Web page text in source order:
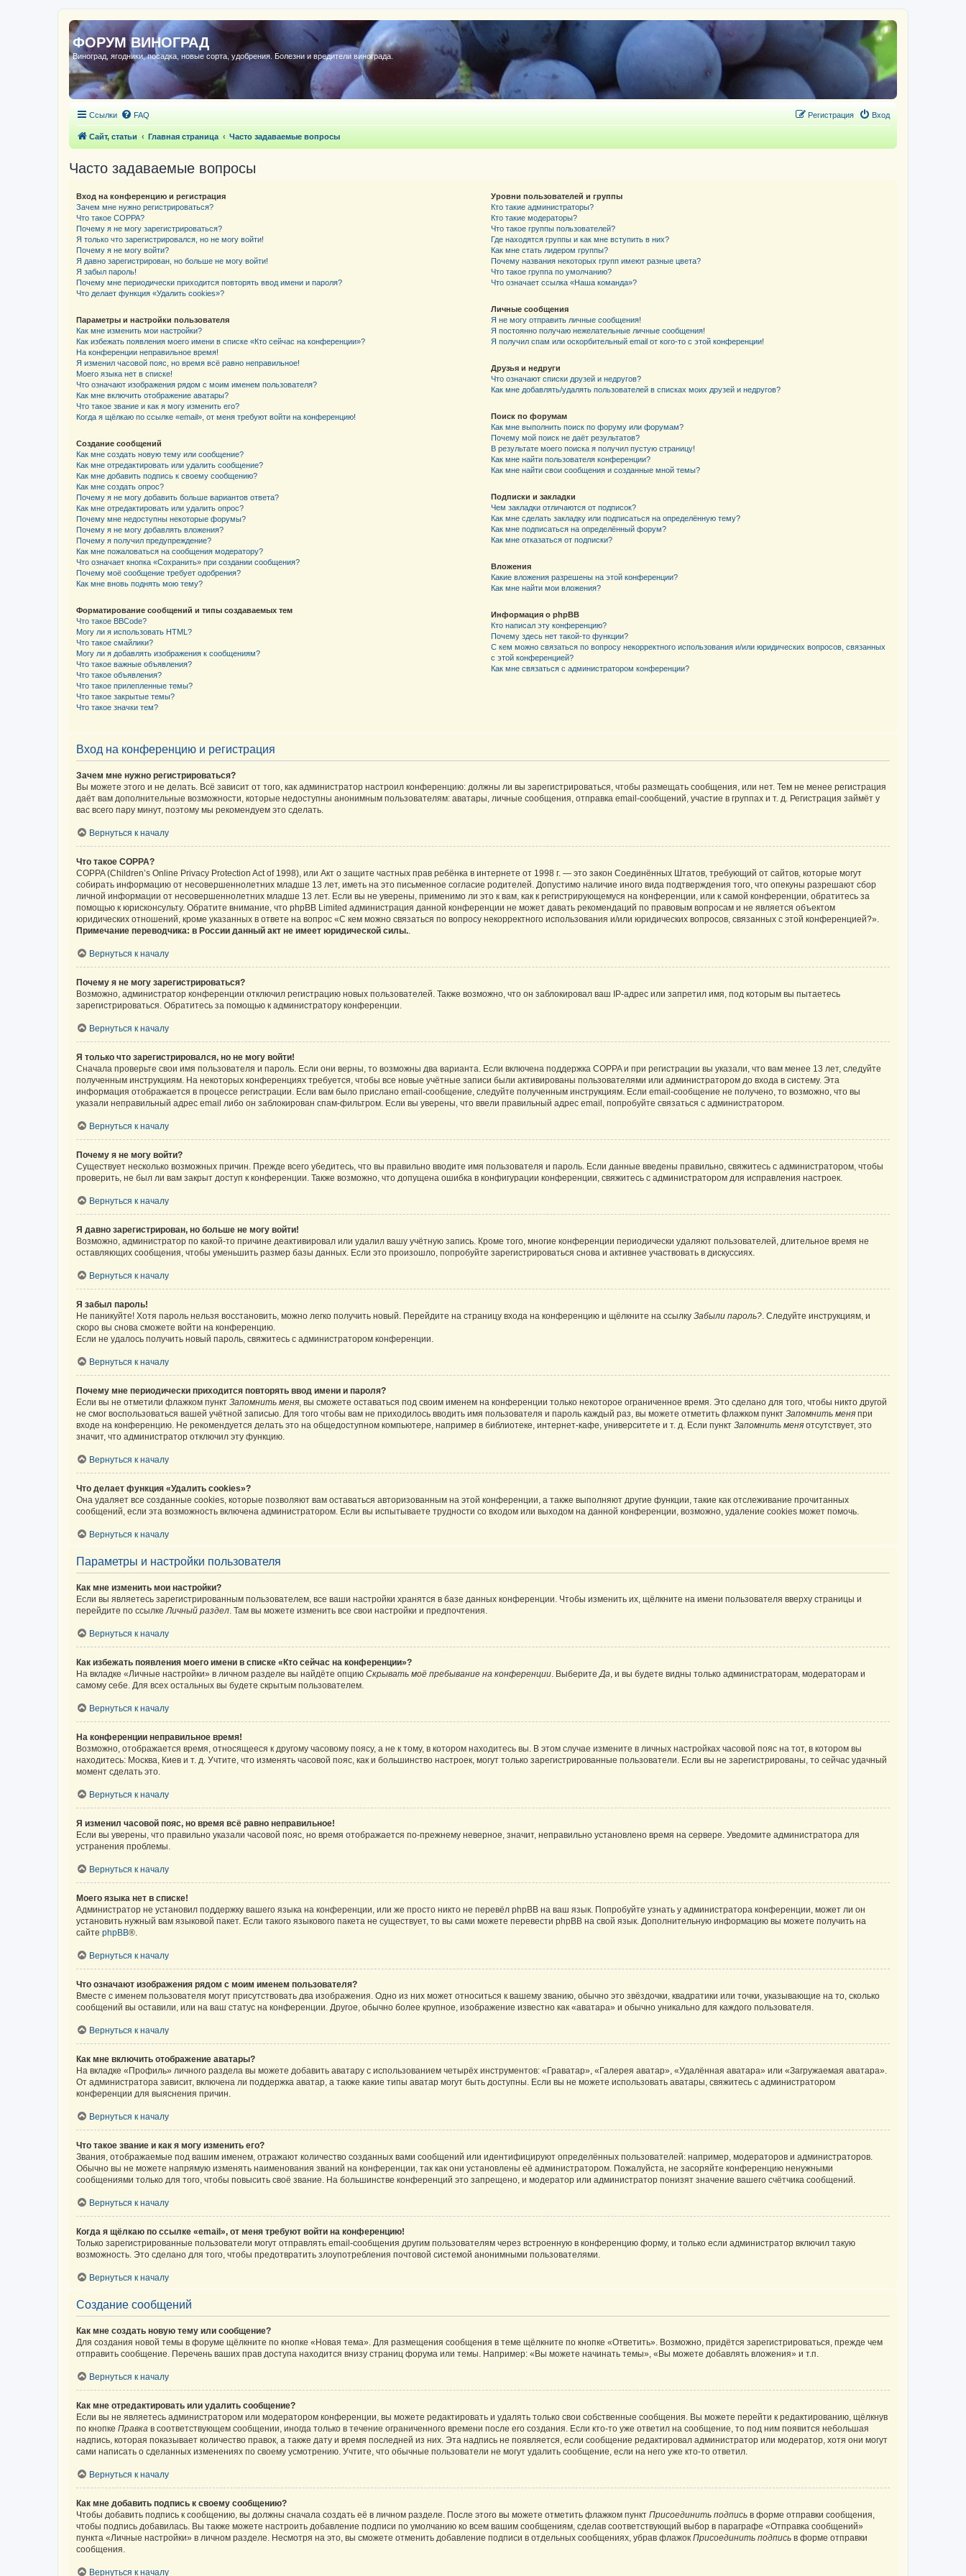
ФОРУМ ВИНОГРАД
Виноград, ягодники, посадка, новые сорта, удобрения. Болезни и вредители винограда.
Ссылки FAQ Вход
Регистрация
Сайт, статьи Главная страница Часто задаваемые вопросы
Часто задаваемые вопросы
Вход на конференцию и регистрация
Зачем мне нужно регистрироваться?
Что такое COPPA?
Почему я не могу зарегистрироваться?
Я только что зарегистрировался, но не могу войти!
Почему я не могу войти?
Я давно зарегистрирован, но больше не могу войти!
Я забыл пароль!
Почему мне периодически приходится повторять ввод имени и пароля?
Что делает функция «Удалить cookies»?
Параметры и настройки пользователя
Как мне изменить мои настройки?
Как избежать появления моего имени в списке «Кто сейчас на конференции»?
На конференции неправильное время!
Я изменил часовой пояс, но время всё равно неправильное!
Моего языка нет в списке!
Что означают изображения рядом с моим именем пользователя?
Как мне включить отображение аватары?
Что такое звание и как я могу изменить его?
Когда я щёлкаю по ссылке «email», от меня требуют войти на конференцию!
Создание сообщений
Как мне создать новую тему или сообщение?
Как мне отредактировать или удалить сообщение?
Как мне добавить подпись к своему сообщению?
Как мне создать опрос?
Почему я не могу добавить больше вариантов ответа?
Как мне отредактировать или удалить опрос?
Почему мне недоступны некоторые форумы?
Почему я не могу добавлять вложения?
Почему я получил предупреждение?
Как мне пожаловаться на сообщения модератору?
Что означает кнопка «Сохранить» при создании сообщения?
Почему моё сообщение требует одобрения?
Как мне вновь поднять мою тему?
Форматирование сообщений и типы создаваемых тем
Что такое BBCode?
Могу ли я использовать HTML?
Что такое смайлики?
Могу ли я добавлять изображения к сообщениям?
Что такое важные объявления?
Что такое объявления?
Что такое прилепленные темы?
Что такое закрытые темы?
Что такое значки тем?
Уровни пользователей и группы
Кто такие администраторы?
Кто такие модераторы?
Что такое группы пользователей?
Где находятся группы и как мне вступить в них?
Как мне стать лидером группы?
Почему названия некоторых групп имеют разные цвета?
Что такое группа по умолчанию?
Что означает ссылка «Наша команда»?
Личные сообщения
Я не могу отправить личные сообщения!
Я постоянно получаю нежелательные личные сообщения!
Я получил спам или оскорбительный email от кого-то с этой конференции!
Друзья и недруги
Что означают списки друзей и недругов?
Как мне добавлять/удалять пользователей в списках моих друзей и недругов?
Поиск по форумам
Как мне выполнить поиск по форуму или форумам?
Почему мой поиск не даёт результатов?
В результате моего поиска я получил пустую страницу!
Как мне найти пользователя конференции?
Как мне найти свои сообщения и созданные мной темы?
Подписки и закладки
Чем закладки отличаются от подписок?
Как мне сделать закладку или подписаться на определённую тему?
Как мне подписаться на определённый форум?
Как мне отказаться от подписки?
Вложения
Какие вложения разрешены на этой конференции?
Как мне найти мои вложения?
Информация о phpBB
Кто написал эту конференцию?
Почему здесь нет такой-то функции?
С кем можно связаться по вопросу некорректного использования и/или юридических вопросов, связанных
с этой конференцией?
Как мне связаться с администратором конференции?
Вход на конференцию и регистрация
Зачем мне нужно регистрироваться?
Вы можете этого и не делать. Всё зависит от того, как администратор настроил конференцию: должны ли вы зарегистрироваться, чтобы размещать сообщения, или нет. Тем не менее регистрация
даёт вам дополнительные возможности, которые недоступны анонимным пользователям: аватары, личные сообщения, отправка email-сообщений, участие в группах и т. д. Регистрация займёт у
вас всего пару минут, поэтому мы рекомендуем это сделать.
Вернуться к началу
Что такое COPPA?
COPPA (Children’s Online Privacy Protection Act of 1998), или Акт о защите частных прав ребёнка в интернете от 1998 г. — это закон Соединённых Штатов, требующий от сайтов, которые могут
собирать информацию от несовершеннолетних младше 13 лет, иметь на это письменное согласие родителей. Допустимо наличие иного вида подтверждения того, что опекуны разрешают сбор
личной информации от несовершеннолетних младше 13 лет. Если вы не уверены, применимо ли это к вам, как к регистрирующемуся на конференции, или к самой конференции, обратитесь за
помощью к юрисконсульту. Обратите внимание, что phpBB Limited администрация данной конференции не может давать рекомендаций по правовым вопросам и не является объектом
юридических отношений, кроме указанных в ответе на вопрос «С кем можно связаться по вопросу некорректного использования и/или юридических вопросов, связанных с этой конференцией?».
Примечание переводчика: в России данный акт не имеет юридической силы..
Вернуться к началу
Почему я не могу зарегистрироваться?
Возможно, администратор конференции отключил регистрацию новых пользователей. Также возможно, что он заблокировал ваш IP-адрес или запретил имя, под которым вы пытаетесь
зарегистрироваться. Обратитесь за помощью к администратору конференции.
Вернуться к началу
Я только что зарегистрировался, но не могу войти!
Сначала проверьте свои имя пользователя и пароль. Если они верны, то возможны два варианта. Если включена поддержка COPPA и при регистрации вы указали, что вам менее 13 лет, следуйте
полученным инструкциям. На некоторых конференциях требуется, чтобы все новые учётные записи были активированы пользователями или администратором до входа в систему. Эта
информация отображается в процессе регистрации. Если вам было прислано email-сообщение, следуйте полученным инструкциям. Если email-сообщение не получено, то возможно, что вы
указали неправильный адрес email либо он заблокирован спам-фильтром. Если вы уверены, что ввели правильный адрес email, попробуйте связаться с администратором.
Вернуться к началу
Почему я не могу войти?
Существует несколько возможных причин. Прежде всего убедитесь, что вы правильно вводите имя пользователя и пароль. Если данные введены правильно, свяжитесь с администратором, чтобы
проверить, не был ли вам закрыт доступ к конференции. Также возможно, что допущена ошибка в конфигурации конференции, свяжитесь с администратором для исправления настроек.
Вернуться к началу
Я давно зарегистрирован, но больше не могу войти!
Возможно, администратор по какой-то причине деактивировал или удалил вашу учётную запись. Кроме того, многие конференции периодически удаляют пользователей, длительное время не
оставляющих сообщения, чтобы уменьшить размер базы данных. Если это произошло, попробуйте зарегистрироваться снова и активнее участвовать в дискуссиях.
Вернуться к началу
Я забыл пароль!
Не паникуйте! Хотя пароль нельзя восстановить, можно легко получить новый. Перейдите на страницу входа на конференцию и щёлкните на ссылку Забыли пароль?. Следуйте инструкциям, и
скоро вы снова сможете войти на конференцию.
Если не удалось получить новый пароль, свяжитесь с администратором конференции.
Вернуться к началу
Почему мне периодически приходится повторять ввод имени и пароля?
Если вы не отметили флажком пункт Запомнить меня, вы сможете оставаться под своим именем на конференции только некоторое ограниченное время. Это сделано для того, чтобы никто другой
не смог воспользоваться вашей учётной записью. Для того чтобы вам не приходилось вводить имя пользователя и пароль каждый раз, вы можете отметить флажком пункт Запомнить меня при
входе на конференцию. Не рекомендуется делать это на общедоступном компьютере, например в библиотеке, интернет-кафе, университете и т. д. Если пункт Запомнить меня отсутствует, это
значит, что администратор отключил эту функцию.
Вернуться к началу
Что делает функция «Удалить cookies»?
Она удаляет все созданные cookies, которые позволяют вам оставаться авторизованным на этой конференции, а также выполняют другие функции, такие как отслеживание прочитанных
сообщений, если эта возможность включена администратором. Если вы испытываете трудности со входом или выходом на данной конференции, возможно, удаление cookies может помочь.
Вернуться к началу
Параметры и настройки пользователя
Как мне изменить мои настройки?
Если вы являетесь зарегистрированным пользователем, все ваши настройки хранятся в базе данных конференции. Чтобы изменить их, щёлкните на имени пользователя вверху страницы и
перейдите по ссылкеЛичный раздел. Там вы можете изменить все свои настройки и предпочтения.
Вернуться к началу
Как избежать появления моего имени в списке «Кто сейчас на конференции»?
На вкладке «Личные настройки» в личном разделе вы найдёте опцию Скрывать моё пребывание на конференции. ВыберитеДа, и вы будете видны только администраторам, модераторам и
самому себе. Для всех остальных вы будете скрытым пользователем.
Вернуться к началу
На конференции неправильное время!
Возможно, отображается время, относящееся к другому часовому поясу, а не к тому, в котором находитесь вы. В этом случае измените в личных настройках часовой пояс на тот, в котором вы
находитесь: Москва, Киев и т. д. Учтите, что изменять часовой пояс, как и большинство настроек, могут только зарегистрированные пользователи. Если вы не зарегистрированы, то сейчас удачный
момент сделать это.
Вернуться к началу
Я изменил часовой пояс, но время всё равно неправильное!
Если вы уверены, что правильно указали часовой пояс, но время отображается по-прежнему неверное, значит, неправильно установлено время на сервере. Уведомите администратора для
устранения проблемы.
Вернуться к началу
Моего языка нет в списке!
Администратор не установил поддержку вашего языка на конференции, или же просто никто не перевёл phpBB на ваш язык. Попробуйте узнать у администратора конференции, может ли он
установить нужный вам языковой пакет. Если такого языкового пакета не существует, то вы сами можете перевести phpBB на свой язык. Дополнительную информацию вы можете получить на
сайте phpBB®.
Вернуться к началу
Что означают изображения рядом с моим именем пользователя?
Вместе с именем пользователя могут присутствовать два изображения. Одно из них может относиться к вашему званию, обычно это звёздочки, квадратики или точки, указывающие на то, сколько
сообщений вы оставили, или на ваш статус на конференции. Другое, обычно более крупное, изображение известно как «аватара» и обычно уникально для каждого пользователя.
Вернуться к началу
Как мне включить отображение аватары?
На вкладке «Профиль» личного раздела вы можете добавить аватару с использованием четырёх инструментов: «Граватар», «Галерея аватар», «Удалённая аватара» или «Загружаемая аватара».
От администратора зависит, включена ли поддержка аватар, а также какие типы аватар могут быть доступны. Если вы не можете использовать аватары, свяжитесь с администратором
конференции для выяснения причин.
Вернуться к началу
Что такое звание и как я могу изменить его?
Звания, отображаемые под вашим именем, отражают количество созданных вами сообщений или идентифицируют определённых пользователей: например, модераторов и администраторов.
Обычно вы не можете напрямую изменять наименования званий на конференции, так как они установлены её администратором. Пожалуйста, не засоряйте конференцию ненужными
сообщениями только для того, чтобы повысить своё звание. На большинстве конференций это запрещено, и модератор или администратор понизят значение вашего счётчика сообщений.
Вернуться к началу
Когда я щёлкаю по ссылке «email», от меня требуют войти на конференцию!
Только зарегистрированные пользователи могут отправлять email-сообщения другим пользователям через встроенную в конференцию форму, и только если администратор включил такую
возможность. Это сделано для того, чтобы предотвратить злоупотребления почтовой системой анонимными пользователями.
Вернуться к началу
Создание сообщений
Как мне создать новую тему или сообщение?
Для создания новой темы в форуме щёлкните по кнопке «Новая тема». Для размещения сообщения в теме щёлкните по кнопке «Ответить». Возможно, придётся зарегистрироваться, прежде чем
отправить сообщение. Перечень ваших прав доступа находится внизу страниц форума или темы. Например: «Вы можете начинать темы», «Вы можете добавлять вложения» и т.п.
Вернуться к началу
Как мне отредактировать или удалить сообщение?
Если вы не являетесь администратором или модератором конференции, вы можете редактировать и удалять только свои собственные сообщения. Вы можете перейти к редактированию, щёлкнув
по кнопке Правка в соответствующем сообщении, иногда только в течение ограниченного времени после его создания. Если кто-то уже ответил на сообщение, то под ним появится небольшая
надпись, которая показывает количество правок, а также дату и время последней из них. Эта надпись не появляется, если сообщение редактировал администратор или модератор, хотя они могут
сами написать о сделанных изменениях по своему усмотрению. Учтите, что обычные пользователи не могут удалить сообщение, если на него уже кто-то ответил.
Вернуться к началу
Как мне добавить подпись к своему сообщению?
Чтобы добавить подпись к сообщению, вы должны сначала создать её в личном разделе. После этого вы можете отметить флажком пункт Присоединить подпись в форме отправки сообщения,
чтобы подпись добавилась. Вы также можете настроить добавление подписи по умолчанию ко всем вашим сообщениям, сделав соответствующий выбор в параграфе «Отправка сообщений»
пункта «Личные настройки» в личном разделе. Несмотря на это, вы сможете отменить добавление подписи в отдельных сообщениях, убрав флажок Присоединить подпись в форме отправки
сообщения.
Вернуться к началу